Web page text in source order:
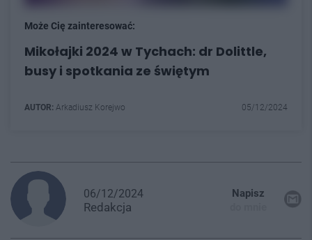
Może Cię zainteresować:
Mikołajki 2024 w Tychach: dr Dolittle,
busy i spotkania ze świętym
AUTOR: Arkadiusz Korejwo 05/12/2024
06/12/2024
Redakcja
Napisz